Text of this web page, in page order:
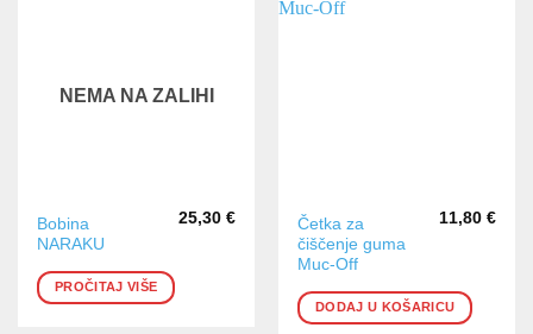
NEMA NA ZALIHI
Bobina
NARAKU
25,30 €
PROČITAJ VIŠE
Četka za
čiščenje guma
Muc-Off
11,80 €
DODAJ U KOŠARICU